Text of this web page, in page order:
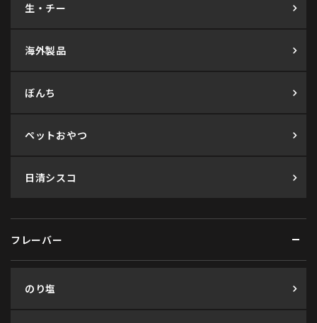
生・チー
海外製品
ぼんち
ペットおやつ
日清シスコ
フレーバー
のり塩